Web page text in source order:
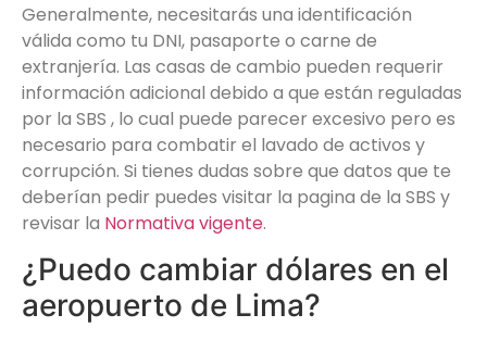
Generalmente, necesitarás una identificación
válida como tu DNI, pasaporte o carne de
extranjería. Las casas de cambio pueden requerir
información adicional debido a que están reguladas
por la SBS , lo cual puede parecer excesivo pero es
necesario para combatir el lavado de activos y
corrupción. Si tienes dudas sobre que datos que te
deberían pedir puedes visitar la pagina de la SBS y
revisar la Normativa vigente.
¿Puedo cambiar dólares en el
aeropuerto de Lima?